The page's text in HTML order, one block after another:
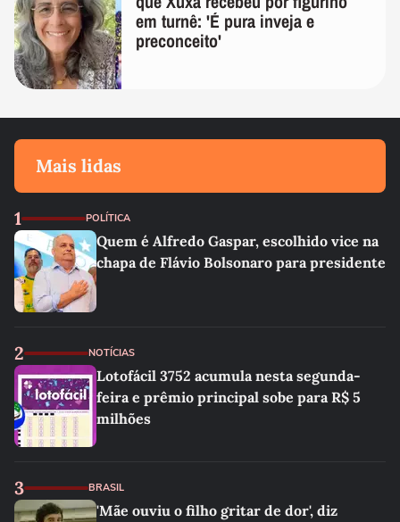
em turnê: 'É pura inveja e
preconceito'
Mais lidas
1 POLÍTICA
Quem é Alfredo Gaspar, escolhido vice na
chapa de Flávio Bolsonaro para presidente
2 NOTÍCIAS
Lotofácil 3752 acumula nesta segunda-
feira e prêmio principal sobe para R$ 5
milhões
3 BRASIL
'Mãe ouviu o filho gritar de dor', diz